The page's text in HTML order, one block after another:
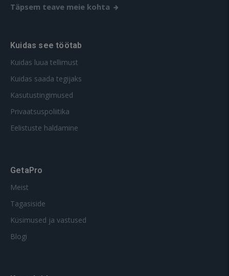
Täpsem teave meie kohta
Kuidas see töötab
Kuidas luua tellimust
Kuidas saada tegijaks
Kasutustingimused
Privaatsuspoliitika
Eelistuste haldamine
GetaPro
Meist
Tagasiside
Küsimused ja vastused
Blogi